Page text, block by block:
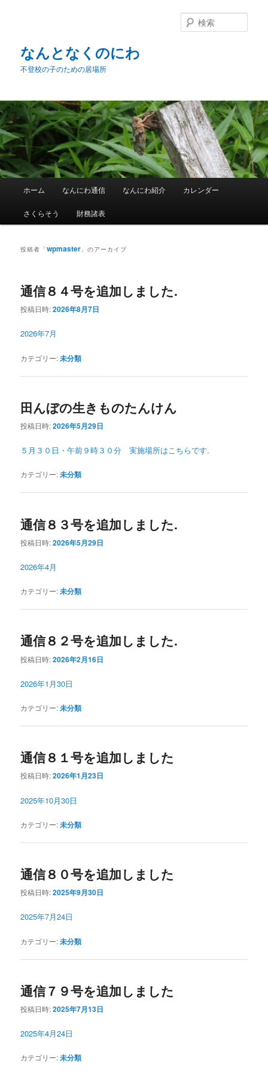
へ
移
動
移
動
なんとなくのにわ
不登校の子のための居場所
索
メ
ホーム なんにわ通信 なんにわ紹介 カレンダー
さくらそう 財務諸表
投稿者「wpmaster 」のアーカイブ
通信８４号を追加しました.
投稿日時:2026年8月7日
2026年7月
カテゴリー:未分類
田んぼの生きものたんけん
投稿日時:2026年5月29日
５月３０日・午前９時３０分 実施場所はこちらです.
カテゴリー:未分類
通信８３号を追加しました.
投稿日時:2026年5月29日
2026年4月
カテゴリー:未分類
通信８２号を追加しました.
投稿日時:2026年2月16日
2026年1月30日
カテゴリー:未分類
通信８１号を追加しました
投稿日時:2026年1月23日
2025年10月30日
カテゴリー:未分類
通信８０号を追加しました
投稿日時:2025年9月30日
2025年7月24日
カテゴリー:未分類
通信７９号を追加しました
投稿日時:2025年7月13日
2025年4月24日
カテゴリー:未分類